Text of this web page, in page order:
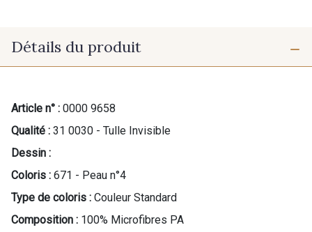
Détails du produit
Article n° : 0000 9658
Qualité : 31 0030 - Tulle Invisible
Dessin :
Coloris : 671 - Peau n°4
Type de coloris : Couleur Standard
Composition : 100% Microfibres PA